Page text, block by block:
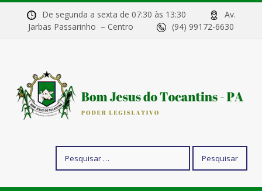
De segunda a sexta de 07:30 às 13:30
Av.
Jarbas Passarinho – Centro
(94) 99172-6630
por: